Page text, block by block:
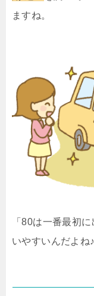
ますね。
「80は一番最初
いやすいんだよね♪